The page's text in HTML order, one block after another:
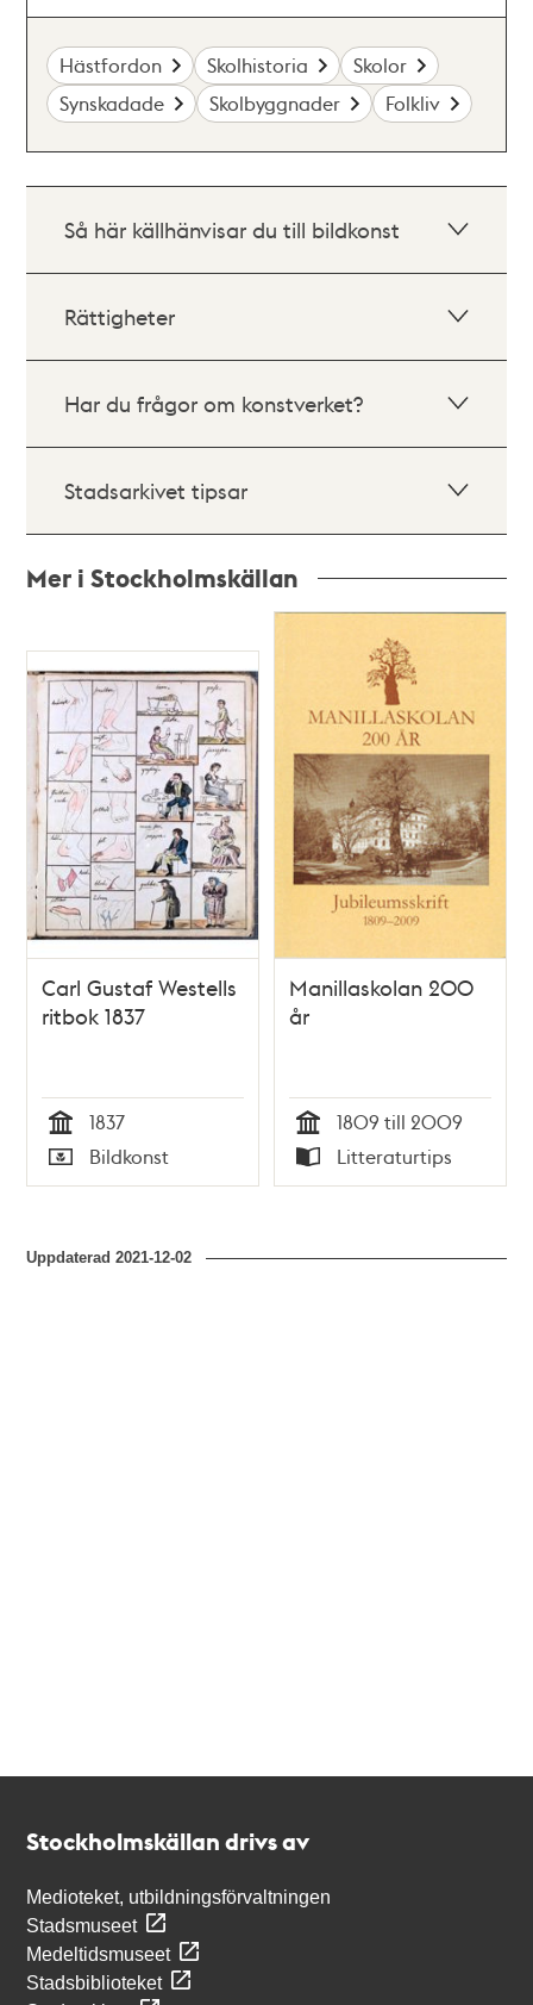
Hästfordon Skolhistoria
Skolor
Synskadade
Skolbyggnader Folkliv
Så här källhänvisar du till bildkonst
Rättigheter
Har du frågor om konstverket?
Stadsarkivet tipsar
Mer i Stockholmskällan
poster
och
teman
Carl Gustaf Westells
ritbok 1837
Tid
1837
Typ
Bildkonst
Manillaskolan 200
år
Tid
1809 till 2009
Typ
Litteraturtips
Uppdaterad2021-12-02
Stockholmskällan drivs av
Medioteket, utbildningsförvaltningen
Stadsmuseet
Medeltidsmuseet
Stadsbiblioteket